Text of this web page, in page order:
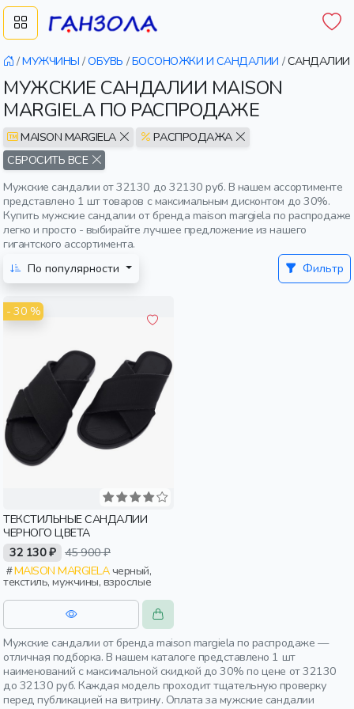
/МУЖЧИНЫ /ОБУВЬ /БОСОНОЖКИ И САНДАЛИИ /САНДАЛИИ
МУЖСКИЕ САНДАЛИИ MAISON
MARGIELA ПО РАСПРОДАЖЕ
MAISON MARGIELA
РАСПРОДАЖА
СБРОСИТЬ ВСЕ
Мужские сандалии от 32130 до 32130 руб. В нашем ассортименте
представлено 1 шт товаров с максимальным дисконтом до 30%.
Купить мужские сандалии от бренда maison margiela по распродаже
легко и просто - выбирайте лучшее предложение из нашего
гигантского ассортимента.
По популярности
Фильтр
- 30 %
ТЕКСТИЛЬНЫЕ САНДАЛИИ
ЧЕРНОГО ЦВЕТА
32 130 ₽ 45 900 ₽
MAISON MARGIELAчерный,
текстиль, мужчины, взрослые
Мужские сандалии от бренда maison margiela по распродаже —
отличная подборка. В нашем каталоге представлено 1 шт
наименований с максимальной скидкой до 30% по цене от 32130
до 32130 руб. Каждая модель проходит тщательную проверку
перед публикацией на витрину. Оплата за мужские сандалии